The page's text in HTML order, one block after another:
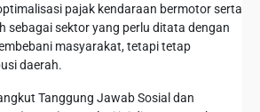
pajak kendaraan bermotor serta
sebagai sektor yang perlu ditata dengan
masyarakat, tetapi tetap
daerah.
Tanggung Jawab Sosial dan